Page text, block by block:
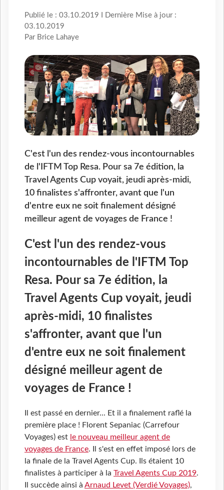
Publié le : 03.10.2019 I Dernière Mise à jour :
03.10.2019
Par Brice Lahaye
C'est l'un des rendez-vous incontournables
de l'IFTM Top Resa. Pour sa 7e édition, la
Travel Agents Cup voyait, jeudi après-midi,
10 finalistes s'affronter, avant que l'un
d'entre eux ne soit finalement désigné
meilleur agent de voyages de France !
C'est l'un des rendez-vous
incontournables de l'IFTM Top
Resa. Pour sa 7e édition, la
Travel Agents Cup voyait, jeudi
après-midi, 10 finalistes
s'affronter, avant que l'un
d'entre eux ne soit finalement
désigné meilleur agent de
voyages de France !
Il est passé en dernier... Et il a finalement raflé la
première place ! Florent Sepaniac (Carrefour
Voyages) est le nouveau meilleur agent de
voyages de France. Il s'est en effet imposé lors de
la finale de la Travel Agents Cup. Ils étaient 10
finalistes à participer à la Travel Agents Cup 2019.
Il succède ainsi à Arnaud Levet (Verdié Voyages),